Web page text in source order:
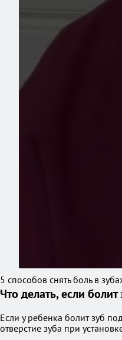
5 способов снять боль в
Что делать, если
Если у ребенка болит зуб
отверстие зуба при